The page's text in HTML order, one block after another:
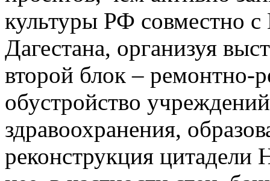
культуры РФ совместно
Дагестана, организуя
второй блок – ремонтно-
обустройство
здравоохранения,
реконструкция цитадели